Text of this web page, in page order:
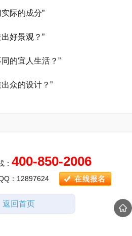
际的成分”
好景观？”
的宜人生活？”
众的设计？”
： 400-850-2006
：12897624
返回首页